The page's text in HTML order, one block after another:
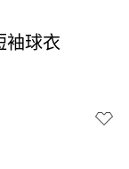
袖球衣